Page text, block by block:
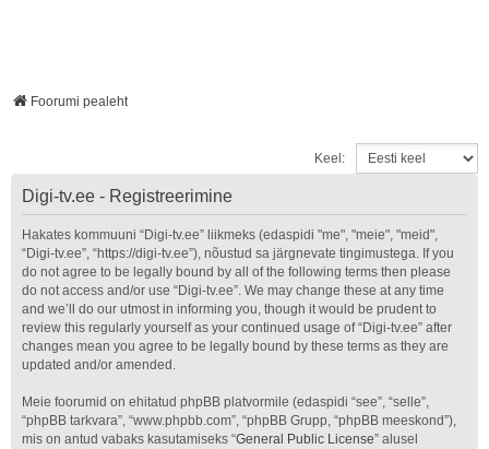
Foorumi pealeht
Keel:
Digi-tv.ee - Registreerimine
Hakates kommuuni “Digi-tv.ee” liikmeks (edaspidi "me", "meie", "meid",
“Digi-tv.ee”, “https://digi-tv.ee”), nõustud sa järgnevate tingimustega. If you
do not agree to be legally bound by all of the following terms then please
do not access and/or use “Digi-tv.ee”. We may change these at any time
and we’ll do our utmost in informing you, though it would be prudent to
review this regularly yourself as your continued usage of “Digi-tv.ee” after
changes mean you agree to be legally bound by these terms as they are
updated and/or amended.
Meie foorumid on ehitatud phpBB platvormile (edaspidi “see”, “selle”,
“phpBB tarkvara”, “www.phpbb.com”, “phpBB Grupp, “phpBB meeskond”),
mis on antud vabaks kasutamiseks “General Public License” alusel